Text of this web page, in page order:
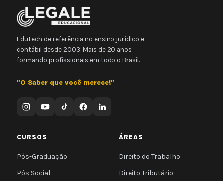
Edutech de referência no ensino jurídico e
contábil desde 2003. Mais de 20 anos
formando profissionais em todo o Brasil.
"O Saber que você merece!"
CURSOS
Pós-Graduação
Pós Social
ÁREAS
Direito do Trabalho
Direito Tributário